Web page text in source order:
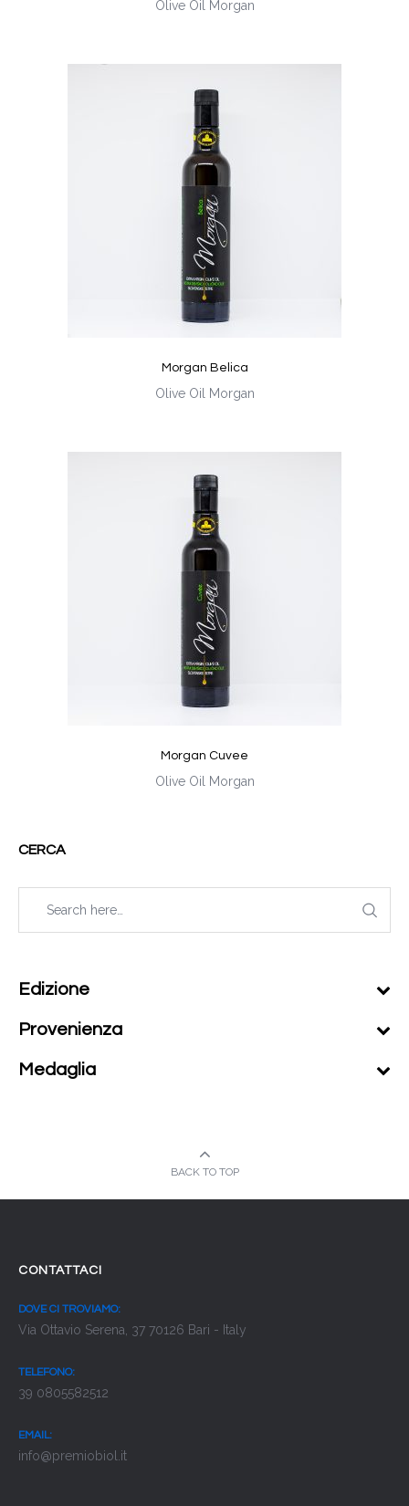
Olive Oil Morgan
Morgan Belica
Olive Oil Morgan
Morgan Cuvee
Olive Oil Morgan
CERCA
Edizione
Provenienza
Medaglia
BACK TO TOP
CONTATTACI
DOVE CI TROVIAMO:
Via Ottavio Serena, 37 70126 Bari - Italy
TELEFONO:
39 0805582512
EMAIL:
info@premiobiol.it